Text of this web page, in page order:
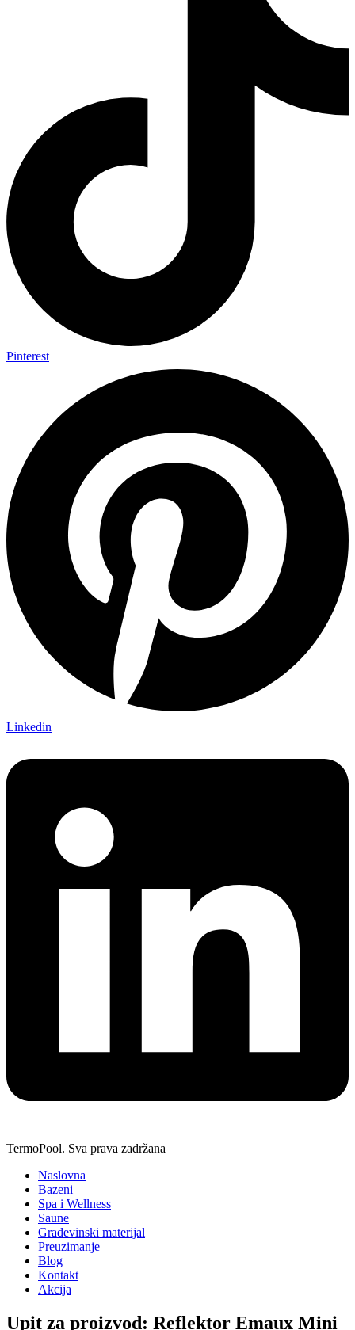
Pinterest
Linkedin
TermoPool. Sva prava zadržana
Naslovna
Bazeni
Spa i Wellness
Saune
Građevinski materijal
Preuzimanje
Blog
Kontakt
Akcija
Upit za proizvod: Reflektor Emaux Mini